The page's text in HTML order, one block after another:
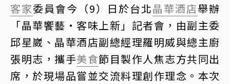
客家委員會今（9）日於台北晶華酒店舉辦
「晶華饗藝・客味上新」記者會，由副主委
邱星崴、晶華酒店副總經理羅明威與總主廚
張明志，攜手美食節目製作人焦志方共同出
席，於現場品嘗並交流料理創作理念。本次